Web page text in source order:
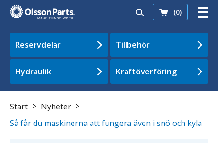
(0)
Reservdelar Tillbehör
Hydraulik Kraftöverföring
Start
Nyheter
Så får du maskinerna att fungera även i snö och kyla